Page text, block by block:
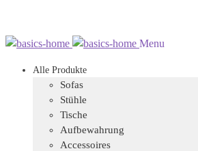
Zur
springen
Zum
springen
Menu
Alle Produkte
Sofas
Stühle
Tische
Aufbewahrung
Accessoires